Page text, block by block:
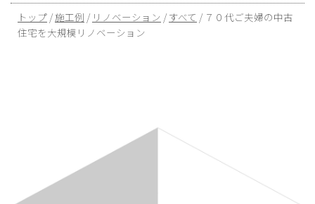
現
在
トップ /施工例 / リノベーション / すべて / ７０代ご夫婦の中古
住宅を大規模リノベーション